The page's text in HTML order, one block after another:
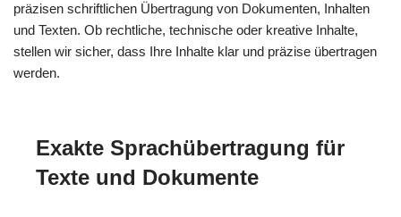
präzisen schriftlichen Übertragung von Dokumenten, Inhalten
und Texten. Ob rechtliche, technische oder kreative Inhalte,
stellen wir sicher, dass Ihre Inhalte klar und präzise übertragen
werden.
Exakte Sprachübertragung für
Texte und Dokumente